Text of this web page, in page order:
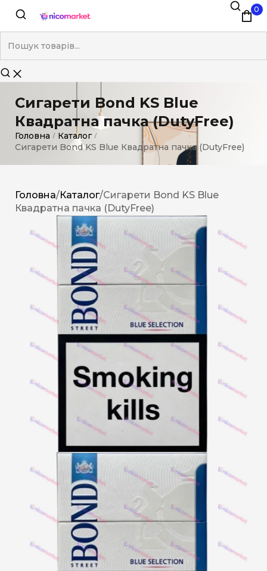
0
Сигарети Bond KS Blue
Квадратна пачка (DutyFree)
Головна / Каталог /
Сигарети Bond KS Blue Квадратна пачка (DutyFree)
Головна/Каталог/Сигарети Bond KS Blue
Квадратна пачка (DutyFree)